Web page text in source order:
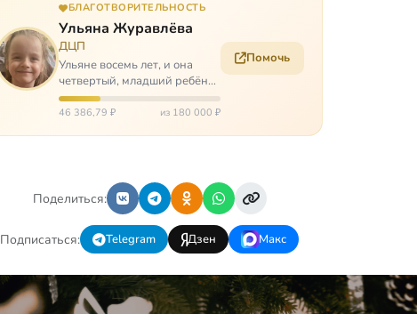
БЛАГОТВОРИТЕЛЬНОСТЬ
Ульяна Журавлёва
ДЦП
Ульяне восемь лет, и она
четвертый, младший ребёнок
в многодетной семье. И с
самого рождения Ульяну
46 386,79 ₽ из 180 000 ₽
Помочь
Поделиться:
Подписаться: Telegram Дзен Макс